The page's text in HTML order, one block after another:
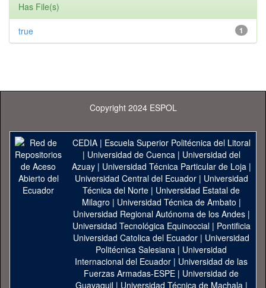
Has File(s)
1
true
Copyright 2024 ESPOL
CEDIA| Escuela Superior Politécnica del Litoral
| Universidad de Cuenca| Universidad del
Azuay| Universidad Técnica Particular de Loja|
Universidad Central del Ecuador| Universidad
Técnica del Norte | Universidad Estatal de
Milagro | Universidad Técnica de Ambato |
Universidad Regional Autónoma de los Andes|
Universidad Tecnológica Equinoccial| Pontificia
Universidad Catolica del Ecuador | Universidad
Politécnica Salesiana | Universidad
Internacional del Ecuador | Universidad de las
Fuerzas Armadas-ESPE | Universidad de
Guayaquil| Universidad Técnica de Machala |